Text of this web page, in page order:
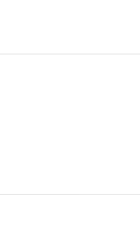
的KidZos。 午餐很简单（他吃鸡块，我吃赛百味）。